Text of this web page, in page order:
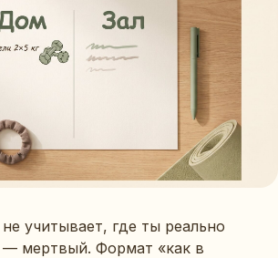
учитывает, где ты реально
— мертвый. Формат «как в